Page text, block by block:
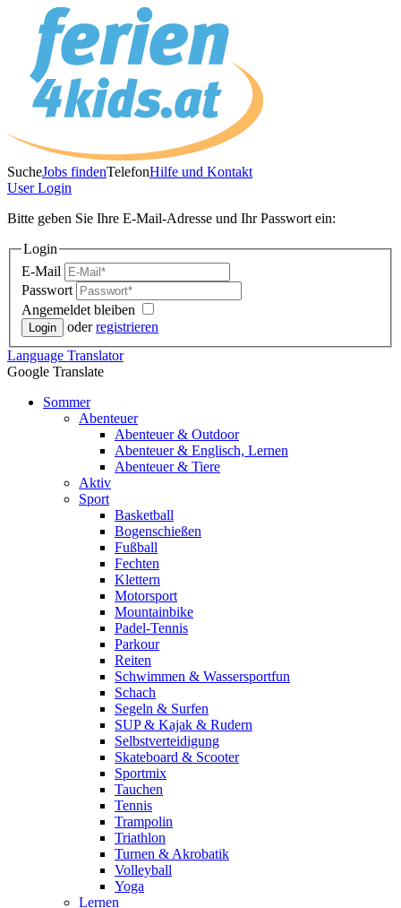
SucheJobs findenTelefonHilfe und Kontakt
UserLogin
Bitte geben Sie Ihre E-Mail-Adresse und Ihr Passwort ein:
Login
E-Mail
Passwort
Angemeldet bleiben
oderregistrieren
Language Translator
Google Translate
Sommer
Abenteuer
Abenteuer & Outdoor
Abenteuer & Englisch, Lernen
Abenteuer & Tiere
Aktiv
Sport
Basketball
Bogenschießen
Fußball
Fechten
Klettern
Motorsport
Mountainbike
Padel-Tennis
Parkour
Reiten
Schwimmen & Wassersportfun
Schach
Segeln & Surfen
SUP & Kajak & Rudern
Selbstverteidigung
Skateboard & Scooter
Sportmix
Tauchen
Tennis
Trampolin
Triathlon
Turnen & Akrobatik
Volleyball
Yoga
Lernen